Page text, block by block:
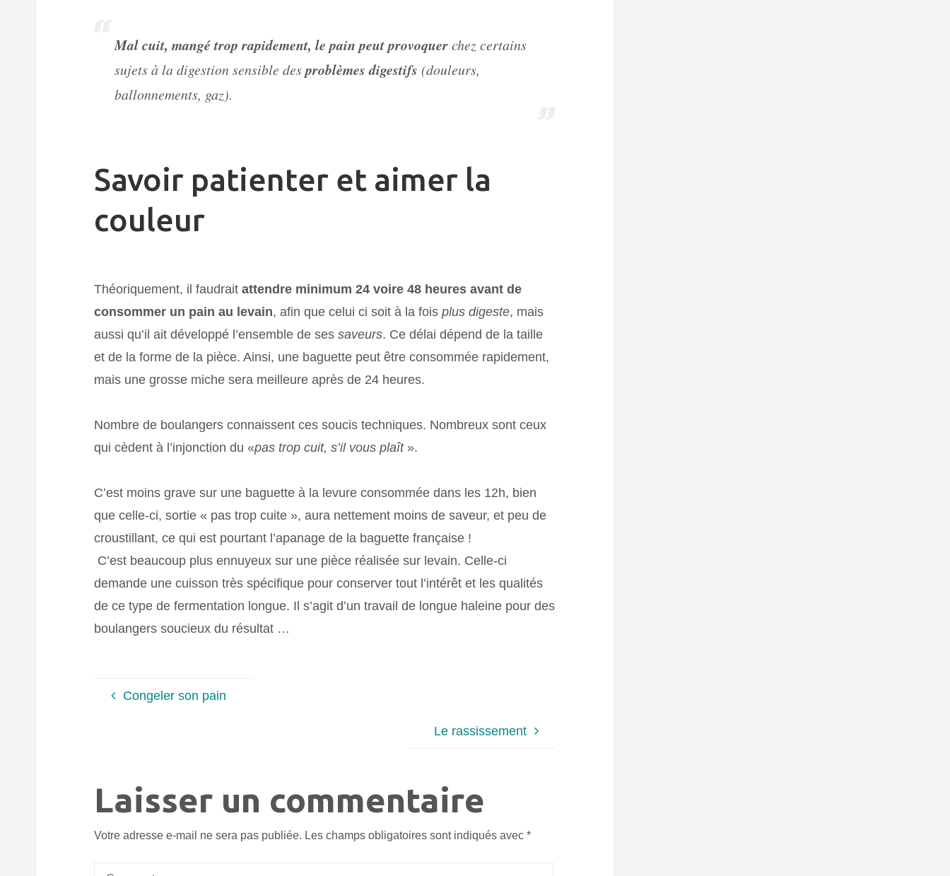
Mal cuit, mangé trop rapidement, le pain peut provoquerchez certains
sujets à la digestion sensible desproblèmes digestifs(douleurs,
ballonnements, gaz).
Savoir patienter et aimer la
couleur
Théoriquement, il faudrait attendre minimum 24 voire 48 heures avant de
consommer un pain au levain, afin que celui ci soit à la fois plus digeste, mais
aussi qu’il ait développé l’ensemble de ses saveurs. Ce délai dépend de la taille
et de la forme de la pièce. Ainsi, une baguette peut être consommée rapidement,
mais une grosse miche sera meilleure après de 24 heures.
Nombre de boulangers connaissent ces soucis techniques. Nombreux sont ceux
qui cèdent à l’injonction du «pas trop cuit, s’il vous plaît».
C’est moins grave sur une baguette à la levure consommée dans les 12h, bien
que celle-ci, sortie « pas trop cuite », aura nettement moins de saveur, et peu de
croustillant, ce qui est pourtant l’apanage de la baguette française !
C’est beaucoup plus ennuyeux sur une pièce réalisée sur levain. Celle-ci
demande une cuisson très spécifique pour conserver tout l’intérêt et les qualités
de ce type de fermentation longue. Il s’agit d’un travail de longue haleine pour des
boulangers soucieux du résultat …
Congeler son pain
Le rassissement
Laisser un commentaire
Votre adresse e-mail ne sera pas publiée. Les champs obligatoires sont indiqués avec *